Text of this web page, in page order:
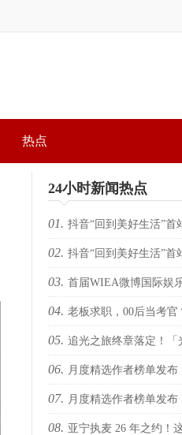
热点
24小时新闻热点
01. 抖音“回到美好生活”首
局，替都市人预约一场不
02. 抖音“回到美好生活”首
局，替都市人预约一场不
03. 首届WIEA微博国际娱
落幕 朴宰范、边伯贤、
KR
04. 老板求职，00后当考
场“反向招聘”脱口秀，让企
05. 追光之旅终章落定！「
音乐会定档4月20日
06. 月度精选作者榜单发布
些抖音爆款？
07. 月度精选作者榜单发布
些抖音爆款？
08. 亚宁执麦 26 年之约！